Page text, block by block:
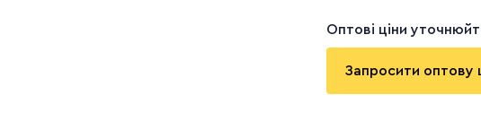
Оптові ціни
Запросити оптову